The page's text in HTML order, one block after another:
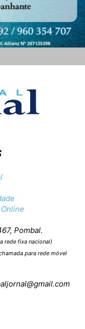
Pombal.
rede fixa nacional)
para rede móvel